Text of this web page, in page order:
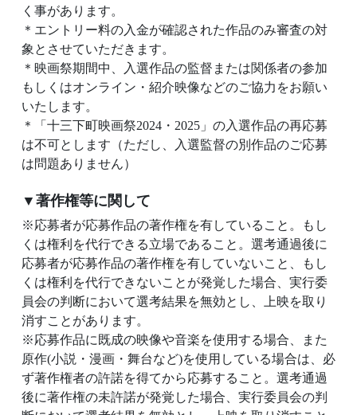
く事があります。
＊エントリー料の入金が確認された作品のみ審査の対
象とさせていただきます。
＊映画祭期間中、入選作品の監督または関係者の参加
もしくはオンライン・紹介映像などのご協力をお願い
いたします。
＊「十三下町映画祭2024・2025」の入選作品の再応募
は不可とします（ただし、入選監督の別作品のご応募
は問題ありません）
▼著作権等に関して
※応募者が応募作品の著作権を有していること。もし
くは権利を代行できる立場であること。選考通過後に
応募者が応募作品の著作権を有していないこと、もし
くは権利を代行できないことが発覚した場合、実行委
員会の判断において選考結果を無効とし、上映を取り
消すことがあります。
※応募作品に既成の映像や音楽を使用する場合、また
原作(小説・漫画・舞台など)を使用している場合は、必
ず著作権者の許諾を得てから応募すること。選考通過
後に著作権の未許諾が発覚した場合、実行委員会の判